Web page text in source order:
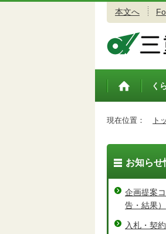
本文へ
トップペ
く
現在位置： ト
お知らせ
企画提案
告・結果）
入札・契約